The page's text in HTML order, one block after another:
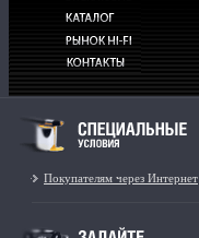
Покупателям через Интернет